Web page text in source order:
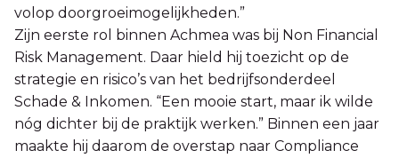
volop doorgroeimogelijkheden.”
Zijn eerste rol binnen Achmea was bij Non Financial
Risk Management. Daar hield hij toezicht op de
strategie en risico’s van het bedrijfsonderdeel
Schade & Inkomen. “Een mooie start, maar ik wilde
nóg dichter bij de praktijk werken.” Binnen een jaar
maakte hij daarom de overstap naar Compliance